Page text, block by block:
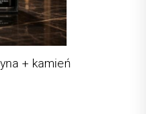
+ kamień